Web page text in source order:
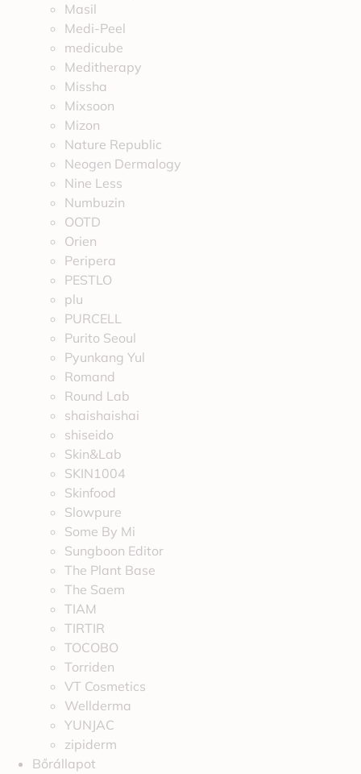
Masil
Medi-Peel
medicube
Meditherapy
Missha
Mixsoon
Mizon
Nature Republic
Neogen Dermalogy
Nine Less
Numbuzin
OOTD
Orien
Peripera
PESTLO
plu
PURCELL
Purito Seoul
Pyunkang Yul
Romand
Round Lab
shaishaishai
shiseido
Skin&Lab
SKIN1004
Skinfood
Slowpure
Some By Mi
Sungboon Editor
The Plant Base
The Saem
TIAM
TIRTIR
TOCOBO
Torriden
VT Cosmetics
Wellderma
YUNJAC
zipiderm
Bőrállapot